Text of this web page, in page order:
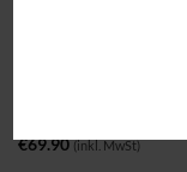
€69.90 (inkl. MwSt)